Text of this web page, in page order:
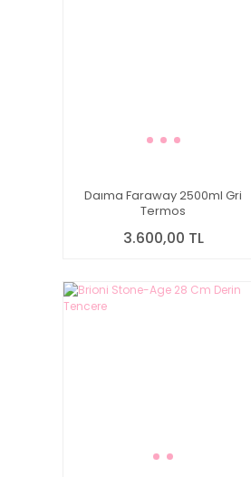
Daıma Faraway 2500ml Gri
Termos
3.600,00 TL